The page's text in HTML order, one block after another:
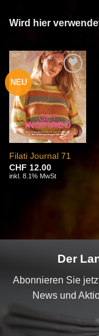
Wird hier
NEU
Auf die
Wunschliste
Filati Journal 71
CHF 12.00
inkl. 8.1% MwSt
Der
Abonnieren Sie
News und